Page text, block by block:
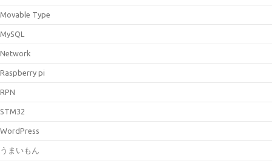
Movable Type
MySQL
Network
Raspberry pi
RPN
STM32
WordPress
うまいもん